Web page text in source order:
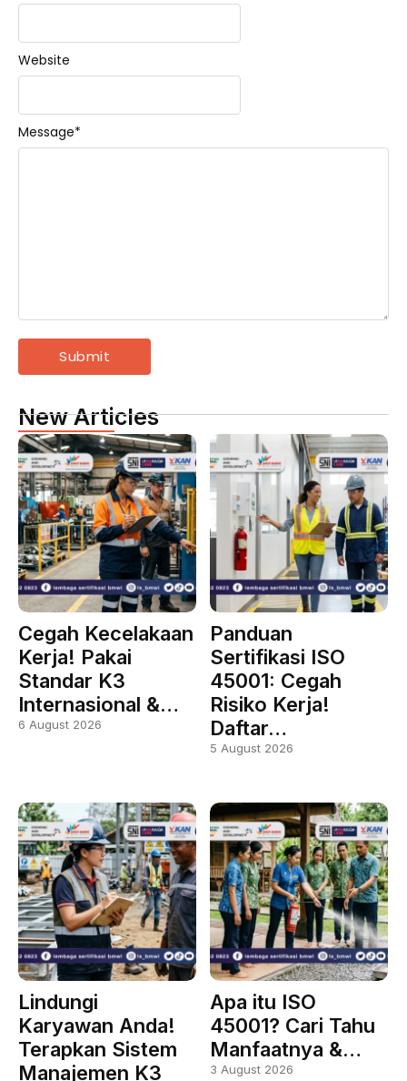
Message*
Website
New Articles
Cegah Kecelakaan
Kerja! Pakai
Standar K3
Internasional &…
6 August 2026
Panduan
Sertifikasi ISO
45001: Cegah
Risiko Kerja!
Daftar…
5 August 2026
Lindungi
Karyawan Anda!
Terapkan Sistem
Manajemen K3
Apa itu ISO
45001? Cari Tahu
Manfaatnya &…
3 August 2026